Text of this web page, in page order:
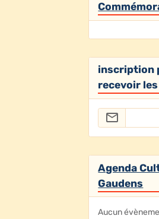
inscription
recevoir
Agenda
Gaudens
Aucun